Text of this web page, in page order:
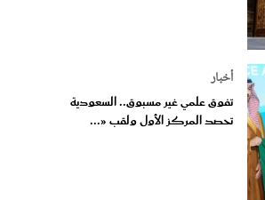
أخبار
تفوق علمي غير مسبوق.. السعودية
تحصد المركز الأول ولقب «...